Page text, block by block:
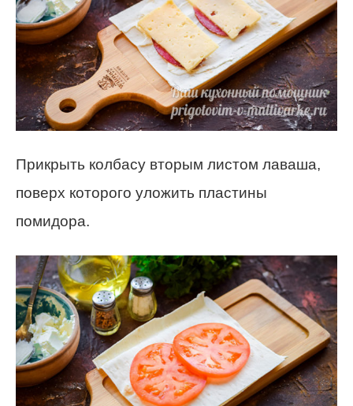
Прикрыть колбасу вторым листом лаваша,
поверх которого уложить пластины
помидора.